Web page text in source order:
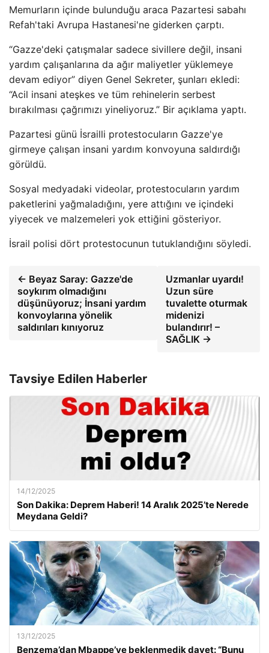
Memurların içinde bulunduğu araca Pazartesi sabahı
Refah'taki Avrupa Hastanesi'ne giderken çarptı.
“Gazze'deki çatışmalar sadece sivillere değil, insani
yardım çalışanlarına da ağır maliyetler yüklemeye
devam ediyor” diyen Genel Sekreter, şunları ekledi:
“Acil insani ateşkes ve tüm rehinelerin serbest
bırakılması çağrımızı yineliyoruz.” Bir açıklama yaptı.
Pazartesi günü İsrailli protestocuların Gazze'ye
girmeye çalışan insani yardım konvoyuna saldırdığı
görüldü.
Sosyal medyadaki videolar, protestocuların yardım
paketlerini yağmaladığını, yere attığını ve içindeki
yiyecek ve malzemeleri yok ettiğini gösteriyor.
İsrail polisi dört protestocunun tutuklandığını söyledi.
← Beyaz Saray: Gazze'de
soykırım olmadığını
düşünüyoruz; İnsani yardım
konvoylarına yönelik
saldırıları kınıyoruz
Uzmanlar uyardı!
Uzun süre
tuvalette oturmak
midenizi
bulandırır! –
SAĞLIK →
Tavsiye Edilen Haberler
14/12/2025
Son Dakika: Deprem Haberi! 14 Aralık 2025’te Nerede
Meydana Geldi?
13/12/2025
Benzema’dan Mbappe’ye beklenmedik davet: “Bunu